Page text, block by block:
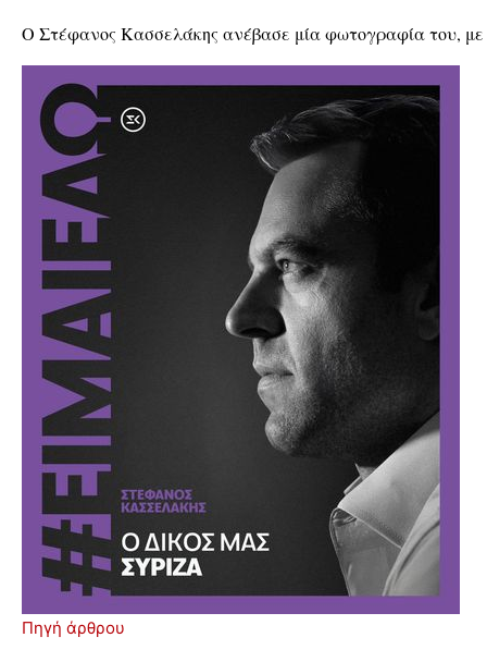
Ο Στέφανος Κασσελάκης ανέβασε μία φωτογραφία του, με
Πηγή άρθρου